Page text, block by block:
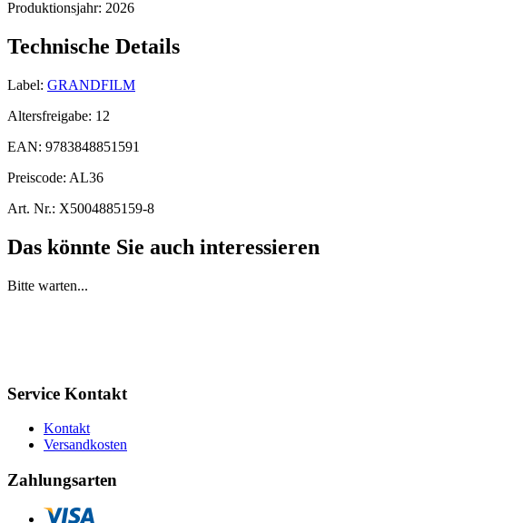
Produktionsjahr: 2026
Technische Details
Label: GRANDFILM
Altersfreigabe: 12
EAN: 9783848851591
Preiscode: AL36
Art. Nr.: X5004885159-8
Das könnte Sie auch interessieren
Bitte warten...
Service Kontakt
Kontakt
Versandkosten
Zahlungsarten